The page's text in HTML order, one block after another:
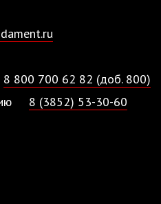
8 800 700 62 82 (доб. 800)
8 (3852) 53-30-60